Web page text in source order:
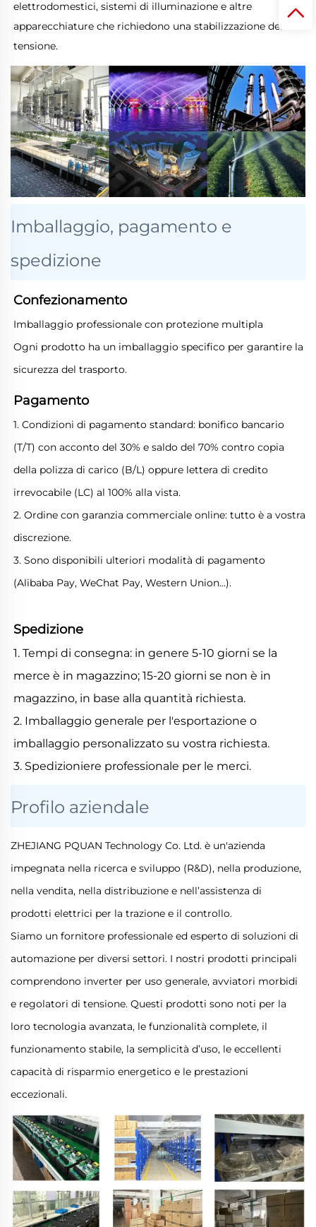
elettrodomestici, sistemi di illuminazione e altre
apparecchiature che richiedono una stabilizzazione della
tensione.
Imballaggio, pagamento e
spedizione
Confezionamento
Imballaggio professionale con protezione multipla
Ogni prodotto ha un imballaggio specifico per garantire la
sicurezza del trasporto.
Pagamento
1. Condizioni di pagamento standard: bonifico bancario
(T/T) con acconto del 30% e saldo del 70% contro copia
della polizza di carico (B/L) oppure lettera di credito
irrevocabile (LC) al 100% alla vista.
2. Ordine con garanzia commerciale online: tutto è a vostra
discrezione.
3. Sono disponibili ulteriori modalità di pagamento
(Alibaba Pay, WeChat Pay, Western Union...).
Spedizione
1. Tempi di consegna: in genere 5-10 giorni se la
merce è in magazzino; 15-20 giorni se non è in
magazzino, in base alla quantità richiesta.
2. Imballaggio generale per l'esportazione o
imballaggio personalizzato su vostra richiesta.
3. Spedizioniere professionale per le merci.
Profilo aziendale
ZHEJIANG PQUAN Technology Co. Ltd. è un'azienda
impegnata nella ricerca e sviluppo (R&D), nella produzione,
nella vendita, nella distribuzione e nell’assistenza di
prodotti elettrici per la trazione e il controllo.
Siamo un fornitore professionale ed esperto di soluzioni di
automazione per diversi settori. I nostri prodotti principali
comprendono inverter per uso generale, avviatori morbidi
e regolatori di tensione. Questi prodotti sono noti per la
loro tecnologia avanzata, le funzionalità complete, il
funzionamento stabile, la semplicità d’uso, le eccellenti
capacità di risparmio energetico e le prestazioni
eccezionali.